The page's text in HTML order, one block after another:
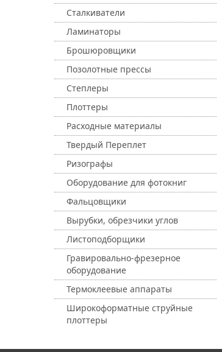
Сталкиватели
Ламинаторы
Брошюровщики
Позолотные прессы
Степлеры
Плоттеры
Расходные материалы
Твердый Переплет
Ризографы
Оборудование для фотокниг
Фальцовщики
Вырубки, обрезчики углов
Листоподборщики
Гравировально-фрезерное
оборудование
Термоклеевые аппараты
Широкоформатные струйные
плоттеры